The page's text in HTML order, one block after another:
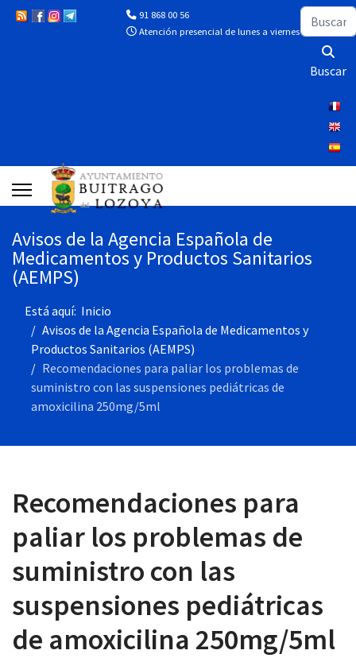
91 868 00 56
Atención presencial de lunes a viernes de 10:00 a
Buscar
Buscar
Avisos de la Agencia Española de
Medicamentos y Productos Sanitarios
(AEMPS)
Está aquí: Inicio
Avisos de la Agencia Española de Medicamentos y
Productos Sanitarios (AEMPS)
Recomendaciones para paliar los problemas de
suministro con las suspensiones pediátricas de
amoxicilina 250mg/5ml
Recomendaciones para
paliar los problemas de
suministro con las
suspensiones pediátricas
de amoxicilina 250mg/5ml